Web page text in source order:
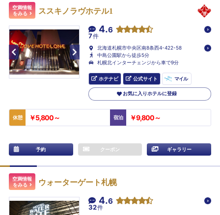
空満情報
をみる
ススキノラヴホテル1
4.6
7件
北海道札幌市中央区南8条西4-422-58
中島公園駅から徒歩5分
札幌北インターチェンジから車で9分
ホテナビ 公式サイト マイル
お気に入りホテルに登録
休憩 ￥5,800～ 宿泊 ￥9,800～
予約 クーポン ギャラリー
空満情報
をみる
ウォーターゲート札幌
4.6
32件